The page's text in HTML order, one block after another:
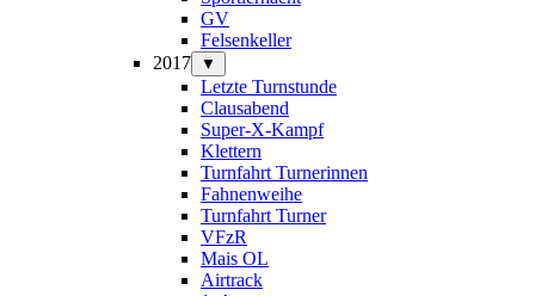
GV
Felsenkeller
2017
▼
Letzte Turnstunde
Clausabend
Super-X-Kampf
Klettern
Turnfahrt Turnerinnen
Fahnenweihe
Turnfahrt Turner
VFzR
Mais OL
Airtrack